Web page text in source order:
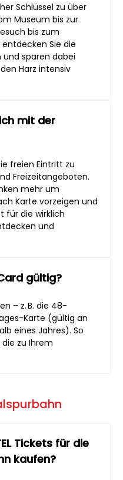
Schlüssel zu über
Museum bis zur
bis zum
Sie die
und sparen dabei
Harz intensiv
mit der
freien Eintritt zu
Freizeitangeboten.
mehr um
Karte vorzeigen und
für die wirklich
und
gültig?
– z. B. die 48-
Karte (gültig an
eines Jahres). So
zu Ihrem
Tickets für die
kaufen?